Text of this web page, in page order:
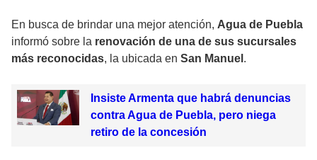
En busca de brindar una mejor atención, Agua de Puebla
informó sobre la renovación de una de sus sucursales
más reconocidas, la ubicada en San Manuel .
Insiste Armenta que habrá denuncias
contra Agua de Puebla, pero niega
retiro de la concesión